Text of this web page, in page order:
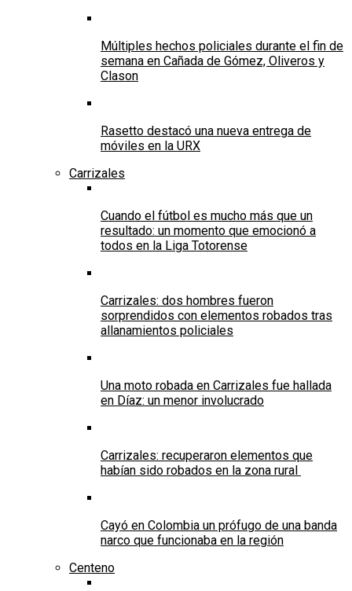
Múltiples hechos policiales durante el fin de
semana en Cañada de Gómez, Oliveros y
Clason
Rasetto destacó una nueva entrega de
móviles en la URX
Carrizales
Cuando el fútbol es mucho más que un
resultado: un momento que emocionó a
todos en la Liga Totorense
Carrizales: dos hombres fueron
sorprendidos con elementos robados tras
allanamientos policiales
Una moto robada en Carrizales fue hallada
en Díaz: un menor involucrado
Carrizales: recuperaron elementos que
habían sido robados en la zona rural
Cayó en Colombia un prófugo de una banda
narco que funcionaba en la región
Centeno